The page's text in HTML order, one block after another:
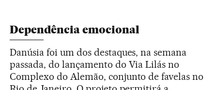
Dependência emocional
Danúsia foi um dos destaques, na semana
passada, do lançamento do Via Lilás no
Complexo do Alemão, conjunto de favelas no